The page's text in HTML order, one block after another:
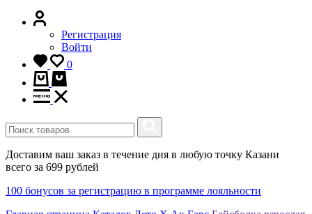
Регистрация
Войти
0
Доставим ваш заказ в течение дня в любую точку Казани
всего за 699 рублей
100 бонусов за регистрацию в программе лояльности